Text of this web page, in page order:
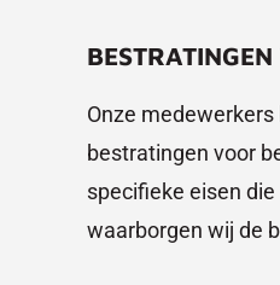
Onze
bestratingen voor
specifieke eisen
waarborgen wij de